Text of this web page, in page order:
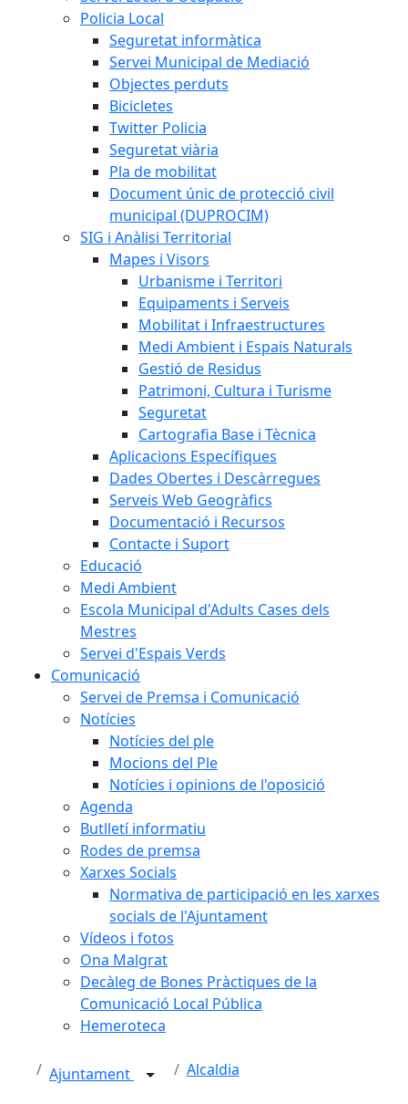
Policia Local
Seguretat informàtica
Servei Municipal de Mediació
Objectes perduts
Bicicletes
Twitter Policia
Seguretat viària
Pla de mobilitat
Document únic de protecció civil
municipal (DUPROCIM)
SIG i Anàlisi Territorial
Mapes i Visors
Urbanisme i Territori
Equipaments i Serveis
Mobilitat i Infraestructures
Medi Ambient i Espais Naturals
Gestió de Residus
Patrimoni, Cultura i Turisme
Seguretat
Cartografia Base i Tècnica
Aplicacions Específiques
Dades Obertes i Descàrregues
Serveis Web Geogràfics
Documentació i Recursos
Contacte i Suport
Educació
Medi Ambient
Escola Municipal d'Adults Cases dels
Mestres
Servei d'Espais Verds
Comunicació
Servei de Premsa i Comunicació
Notícies
Notícies del ple
Mocions del Ple
Notícies i opinions de l'oposició
Agenda
Butlletí informatiu
Rodes de premsa
Xarxes Socials
Normativa de participació en les xarxes
socials de l'Ajuntament
Vídeos i fotos
Ona Malgrat
Decàleg de Bones Pràctiques de la
Comunicació Local Pública
Hemeroteca
Ajuntament Alcaldia